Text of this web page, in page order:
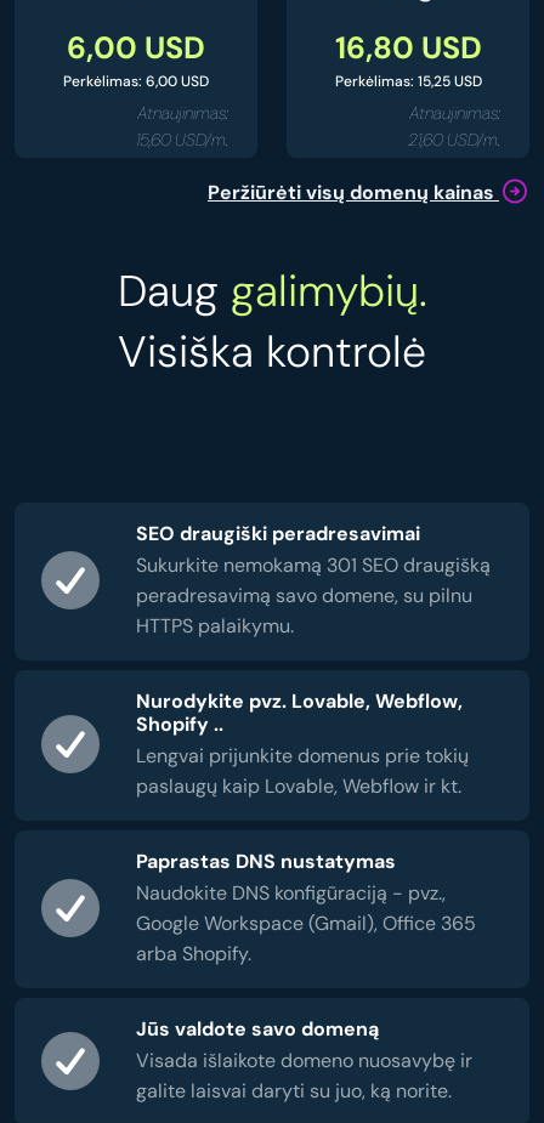
6,00 USD
Perkėlimas: 6,00 USD
Atnaujinimas:
15,60 USD/m.
16,80 USD
Perkėlimas: 15,25 USD
Atnaujinimas:
21,60 USD/m.
Peržiūrėti visų domenų kainas
Daug galimybių.
Visiška kontrolė
SEO draugiški peradresavimai
Sukurkite nemokamą 301 SEO draugišką
peradresavimą savo domene, su pilnu
HTTPS palaikymu.
Nurodykite pvz. Lovable, Webflow,
Shopify ..
Lengvai prijunkite domenus prie tokių
paslaugų kaip Lovable, Webflow ir kt.
Paprastas DNS nustatymas
Naudokite DNS konfigūraciją - pvz.,
Google Workspace (Gmail), Office 365
arba Shopify.
Jūs valdote savo domeną
Visada išlaikote domeno nuosavybę ir
galite laisvai daryti su juo, ką norite.